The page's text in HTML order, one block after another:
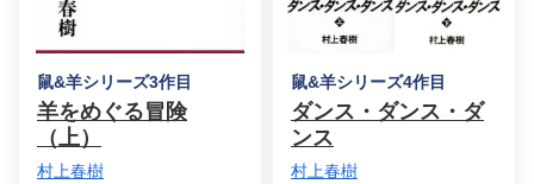
鼠&羊シリーズ3作目
羊をめぐる冒険
（上）
村上春樹
鼠&羊シリーズ4作目
ダンス・ダンス・ダ
ンス
村上春樹